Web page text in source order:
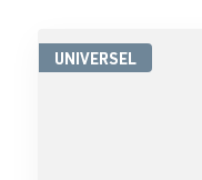
UNIVERSEL